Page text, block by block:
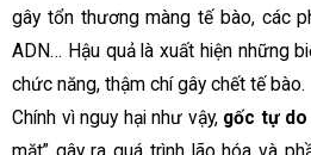
gây tổn thương màng tế bào, các
ADN… Hậu quả là xuất hiện những
chức năng, thậm chí gây chết tế bào.
Chính vì nguy hại như vậy, gốc tự do